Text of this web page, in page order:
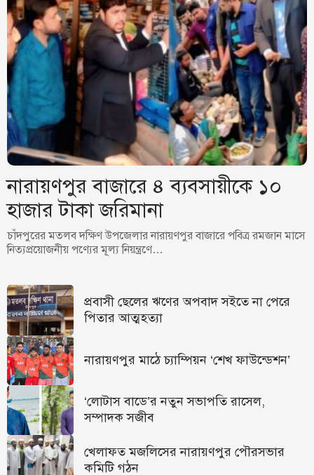
নারায়ণপুর বাজারে ৪ ব্যবসায়ীকে ১০
হাজার টাকা জরিমানা
চাঁদপুরের মতলব দক্ষিণ উপজেলার নারায়ণপুর বাজারে পবিত্র রমজান মাসে
নিত্যপ্রয়োজনীয় পণ্যের মূল্য নিয়ন্ত্রণে…
প্রবাসী ছেলের ঋণের অপবাদ সইতে না পেরে
পিতার আত্মহত্যা
নারায়ণপুর মাঠে চ্যাম্পিয়ন ‘শেখ ফাউন্ডেশন’
‘লোটাস বাডে’র নতুন সভাপতি রাসেল,
সম্পাদক সজীব
খেলাফত মজলিসের নারায়ণপুর পৌরসভার
কমিটি গঠন